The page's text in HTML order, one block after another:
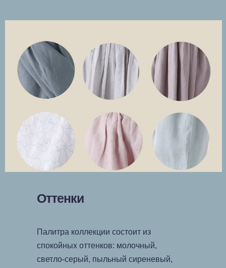
Оттенки
Палитра коллекции состоит из
спокойных оттенков: молочный,
светло-серый, пыльный сиреневый,